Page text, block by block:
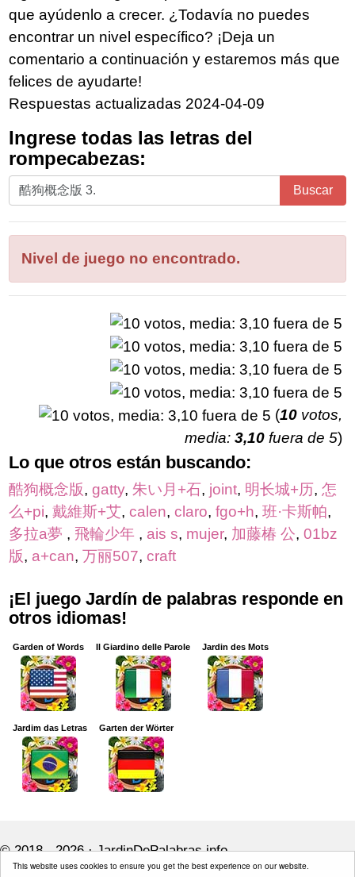
This website uses cookies to ensure you get the best experience on our website.
que ayúdenlo a crecer. ¿Todavía no puedes
encontrar un nivel específico? ¡Deja un
comentario a continuación y estaremos más que
felices de ayudarte!
Respuestas actualizadas 2024-04-09
Ingrese todas las letras del
rompecabezas:
Ingrese
todas
letras
rompecabezas:
Buscar
Nivel de juego no encontrado.
(10 votos,
media: 3,10 fuera de 5)
Lo que otros están buscando:
酷狗概念版, gatty, 朱い月+石, joint, 明长城+历, 怎
么+pi, 戴維斯+艾, calen, claro, fgo+h, 班·卡斯帕,
多拉a夢 , 飛輪少年 , ais s, mujer, 加藤椿 公, 01bz
版, a+can, 万丽507, craft
¡El juego Jardín de palabras responde en
otros idiomas!
Garden of Words Il Giardino delle Parole Jardin des Mots
Jardim das Letras Garten der Wörter
© 2018 - 2026 ·JardinDePalabras.info
JardinDePalabras.info is not affiliated with the applications mentioned on this site.